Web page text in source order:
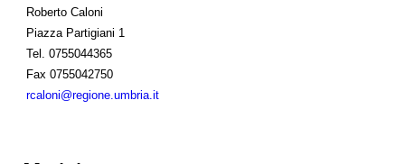
Roberto Caloni
Piazza Partigiani 1
Tel.
0755044365
Fax 0755042750
rcaloni@regione.umbria.it